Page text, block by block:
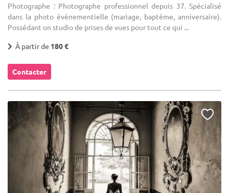
Photographe : Photographe professionnel depuis 37. Spécialisé
dans la photo évènementielle (mariage, baptême, anniversaire).
Possédant un studio de prises de vues pour tout ce qui ...
À partir de 180 €
Contacter